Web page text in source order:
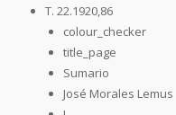
T. 22.1920,86
colour_checker
title_page
Sumario
José Morales Lemus